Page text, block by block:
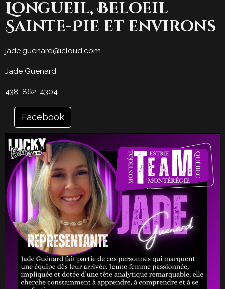
Longueil, Beloeil
Sainte-Pie et environs
jade.guenard@icloud.com
Jade Guenard
438-862-4304
Facebook